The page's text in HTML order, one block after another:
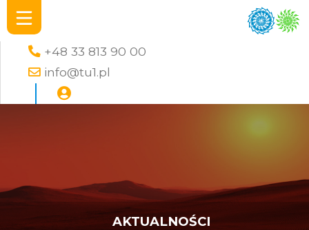
+48 33 813 90 00
info@tu1.pl
AKTUALNOŚCI